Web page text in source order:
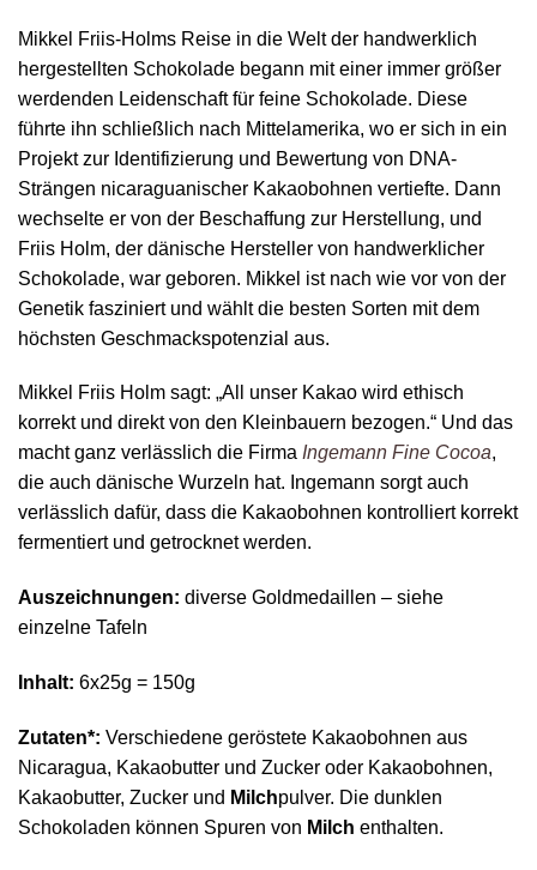
Mikkel Friis-Holms Reise in die Welt der handwerklich
hergestellten Schokolade begann mit einer immer größer
werdenden Leidenschaft für feine Schokolade. Diese
führte ihn schließlich nach Mittelamerika, wo er sich in ein
Projekt zur Identifizierung und Bewertung von DNA-
Strängen nicaraguanischer Kakaobohnen vertiefte. Dann
wechselte er von der Beschaffung zur Herstellung, und
Friis Holm, der dänische Hersteller von handwerklicher
Schokolade, war geboren. Mikkel ist nach wie vor von der
Genetik fasziniert und wählt die besten Sorten mit dem
höchsten Geschmackspotenzial aus.
Mikkel Friis Holm sagt: „All unser Kakao wird ethisch
korrekt und direkt von den Kleinbauern bezogen.“ Und das
macht ganz verlässlich die Firma Ingemann Fine Cocoa,
die auch dänische Wurzeln hat. Ingemann sorgt auch
verlässlich dafür, dass die Kakaobohnen kontrolliert korrekt
fermentiert und getrocknet werden.
Auszeichnungen: diverse Goldmedaillen – siehe
einzelne Tafeln
Inhalt: 6x25g = 150g
Zutaten*: Verschiedene geröstete Kakaobohnen aus
Nicaragua, Kakaobutter und Zucker oder Kakaobohnen,
Kakaobutter, Zucker und Milchpulver. Die dunklen
Schokoladen können Spuren von Milch enthalten.